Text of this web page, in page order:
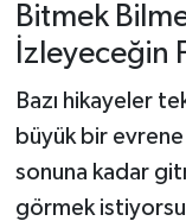
Bitmek
İzleyeceğin
Bazı hikayeler
büyük bir evrene
sonuna kadar
görmek